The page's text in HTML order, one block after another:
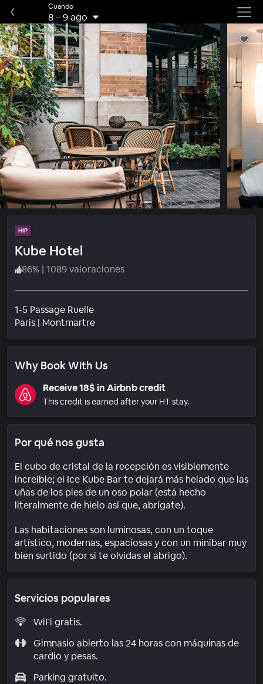
Cuando
8–9 ago
HIP
Kube Hotel
86% | 1089 valoraciones
1-5 Passage Ruelle
Paris | MontmartreBarrio
Why Book With Us
Receive 18$ in Airbnb credit
This credit is earned after your HT stay.
Por qué nos gusta
El cubo de cristal de la recepción es visiblemente
increíble; el Ice Kube Bar te dejará más helado que las
uñas de los pies de un oso polar (está hecho
literalmente de hielo así que, abrígate).
Las habitaciones son luminosas, con un toque
artístico, modernas, espaciosas y con un minibar muy
bien surtido (por si te olvidas el abrigo).
Servicios populares
WiFi gratis.
Gimnasio abierto las 24 horas con máquinas de
cardio y pesas.
Parking gratuito.